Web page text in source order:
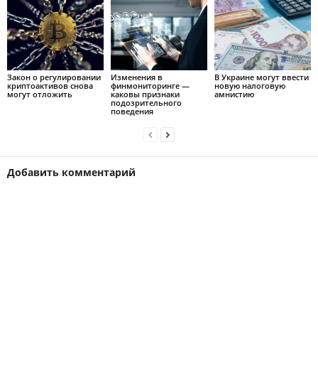
Закон о регулировании
криптоактивов снова
могут отложить
Изменения в
финмониторинге —
каковы признаки
подозрительного
поведения
В Украине могут ввести
новую налоговую
амнистию
Добавить комментарий